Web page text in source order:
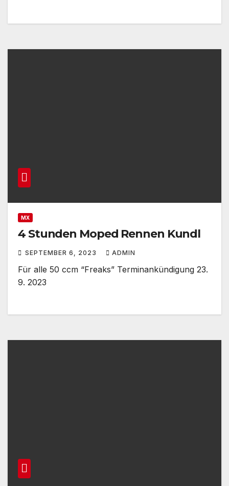
MX
4 Stunden Moped Rennen Kundl
SEPTEMBER 6, 2023 ADMIN
Für alle 50 ccm “Freaks” Terminankündigung 23.
9. 2023